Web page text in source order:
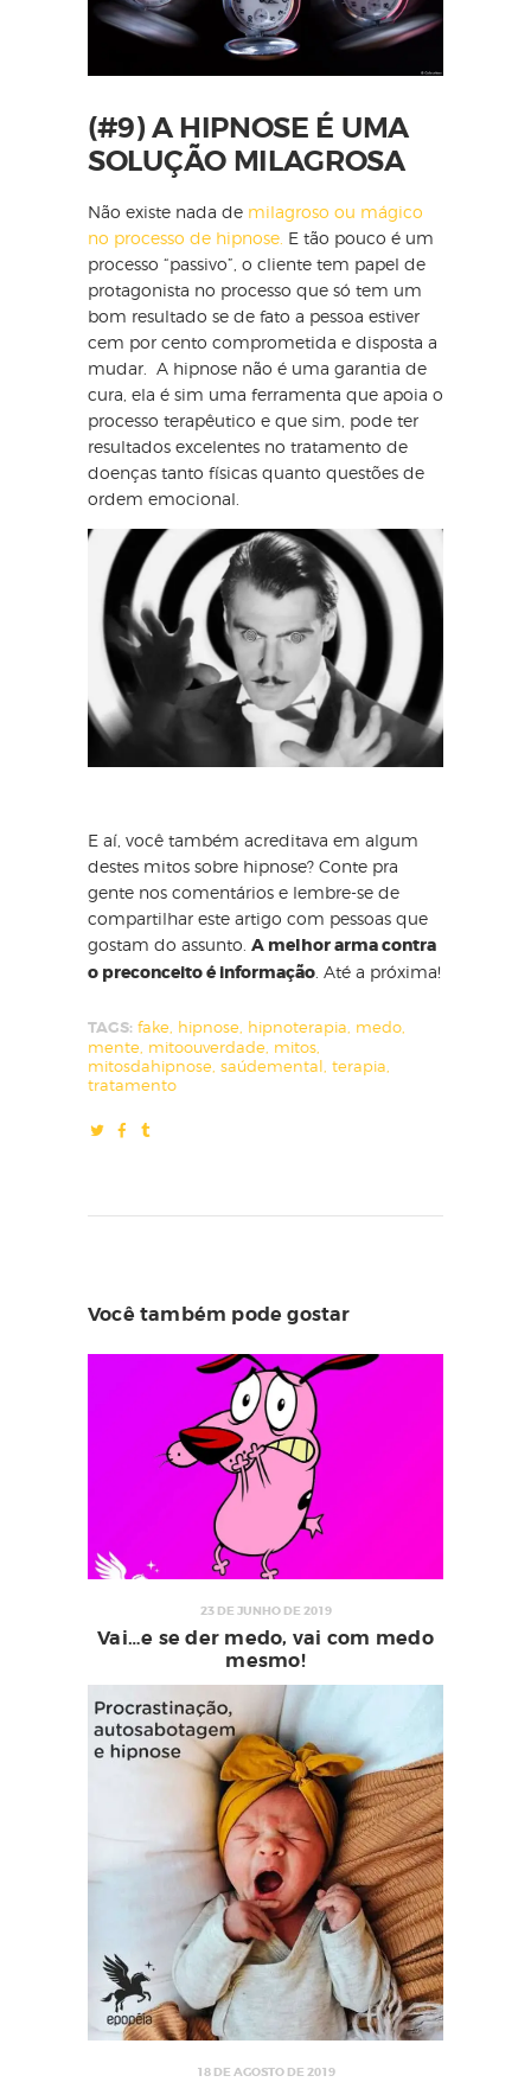
(#9) A HIPNOSE É UMA
SOLUÇÃO MILAGROSA
Não existe nada de milagroso ou mágico
no processo de hipnose. E tão pouco é um
processo “passivo”, o cliente tem papel de
protagonista no processo que só tem um
bom resultado se de fato a pessoa estiver
cem por cento comprometida e disposta a
mudar. A hipnose não é uma garantia de
cura, ela é sim uma ferramenta que apoia o
processo terapêutico e que sim, pode ter
resultados excelentes no tratamento de
doenças tanto físicas quanto questões de
ordem emocional.
E aí, você também acreditava em algum
destes mitos sobre hipnose? Conte pra
gente nos comentários e lembre-se de
compartilhar este artigo com pessoas que
gostam do assunto. A melhor arma contra
o preconceito é informação . Até a próxima!
TAGS: fake hipnose hipnoterapia medo
mente mitoouverdade mitos
mitosdahipnose saúdemental terapia
tratamento
Você também pode gostar
23 DE JUNHO DE 2019
Vai…e se der medo, vai com medo
mesmo!
18 DE AGOSTO DE 2019